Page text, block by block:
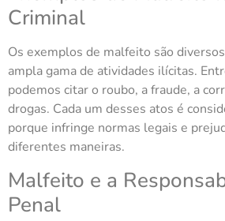
Criminal
Os exemplos de malfeito são
ampla gama de atividades ilícitas.
podemos citar o roubo, a fraude, a
drogas. Cada um desses atos é
porque infringe normas legais e
diferentes maneiras.
Malfeito e a
Penal